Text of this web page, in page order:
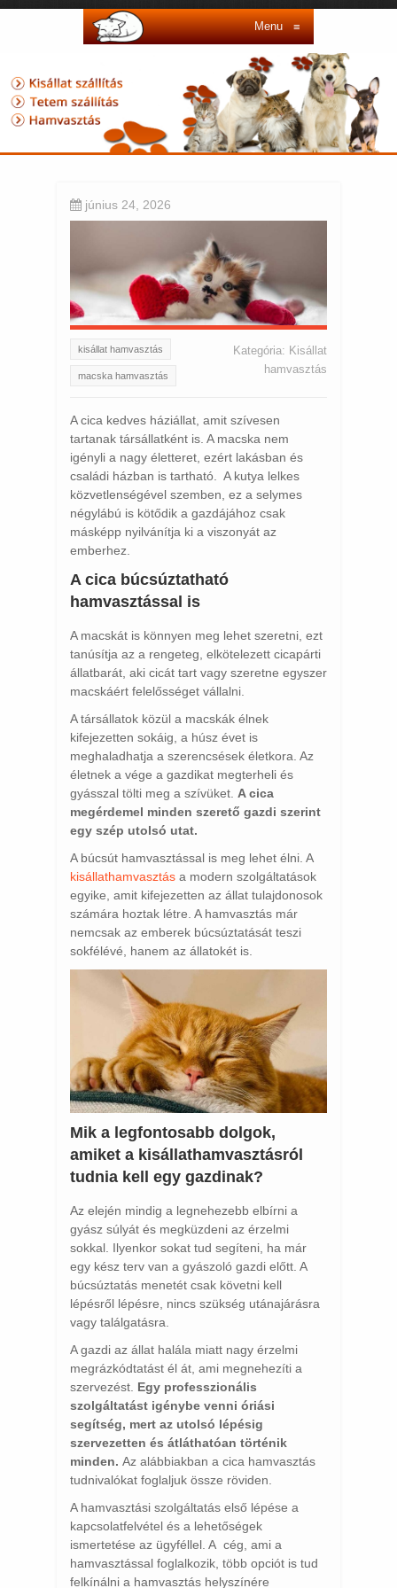
Menu≡
június 24, 2026
kisállat hamvasztás
macska hamvasztás
Kategória: Kisállat
hamvasztás
A cica kedves háziállat, amit szívesen
tartanak társállatként is. A macska nem
igényli a nagy életteret, ezért lakásban és
családi házban is tartható. A kutya lelkes
közvetlenségével szemben, ez a selymes
négylábú is kötődik a gazdájához csak
másképp nyilvánítja ki a viszonyát az
emberhez.
A cica búcsúztatható
hamvasztással is
A macskát is könnyen meg lehet szeretni, ezt
tanúsítja az a rengeteg, elkötelezett cicapárti
állatbarát, aki cicát tart vagy szeretne egyszer
macskáért felelősséget vállalni.
A társállatok közül a macskák élnek
kifejezetten sokáig, a húsz évet is
meghaladhatja a szerencsések életkora. Az
életnek a vége a gazdikat megterheli és
gyásszal tölti meg a szívüket. A cica
megérdemel minden szerető gazdi szerint
egy szép utolsó utat.
A búcsút hamvasztással is meg lehet élni. A
kisállathamvasztás a modern szolgáltatások
egyike, amit kifejezetten az állat tulajdonosok
számára hoztak létre. A hamvasztás már
nemcsak az emberek búcsúztatását teszi
sokfélévé, hanem az állatokét is.
Mik a legfontosabb dolgok,
amiket a kisállathamvasztásról
tudnia kell egy gazdinak?
Az elején mindig a legnehezebb elbírni a
gyász súlyát és megküzdeni az érzelmi
sokkal. Ilyenkor sokat tud segíteni, ha már
egy kész terv van a gyászoló gazdi előtt. A
búcsúztatás menetét csak követni kell
lépésről lépésre, nincs szükség utánajárásra
vagy találgatásra.
A gazdi az állat halála miatt nagy érzelmi
megrázkódtatást él át, ami megnehezíti a
szervezést. Egy professzionális
szolgáltatást igénybe venni óriási
segítség, mert az utolsó lépésig
szervezetten és átláthatóan történik
minden. Az alábbiakban a cica hamvasztás
tudnivalókat foglaljuk össze röviden.
A hamvasztási szolgáltatás első lépése a
kapcsolatfelvétel és a lehetőségek
ismertetése az ügyféllel. A cég, ami a
hamvasztással foglalkozik, több opciót is tud
felkínálni a hamvasztás helyszínére